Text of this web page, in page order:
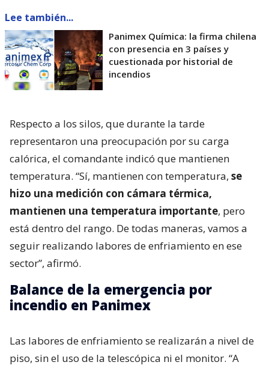
Lee también...
Panimex Química: la firma chilena
con presencia en 3 países y
cuestionada por historial de
incendios
Respecto a los silos, que durante la tarde
representaron una preocupación por su carga
calórica, el comandante indicó que mantienen
temperatura. “Sí, mantienen con temperatura, se
hizo una medición con cámara térmica,
mantienen una temperatura importante, pero
está dentro del rango. De todas maneras, vamos a
seguir realizando labores de enfriamiento en ese
sector”, afirmó.
Balance de la emergencia por
incendio en Panimex
Las labores de enfriamiento se realizarán a nivel de
piso, sin el uso de la telescópica ni el monitor. “A